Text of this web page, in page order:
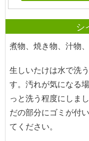
シ
煮物、焼き物、汁物
生しいたけは水で洗
す。汚れが気になる
っと洗う程度にしま
だの部分にゴミが付
てください。